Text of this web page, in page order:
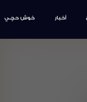
أخبار خوش حچـي